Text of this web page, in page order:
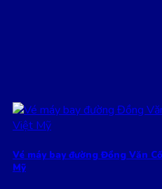
Vé máy bay đường Đồng Văn
Mỹ